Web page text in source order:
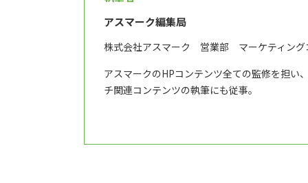
アスマーク編集局
株式会社アスマーク 営業部 マーケティング
アスマークのHPコンテンツ全ての監修を担い
チ関連コンテンツの執筆にも従事。